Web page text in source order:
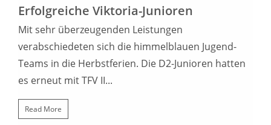
22. OKTOBER 2022
Erfolgreiche Viktoria-Junioren
Mit sehr überzeugenden Leistungen
verabschiedeten sich die himmelblauen Jugend-
Teams in die Herbstferien. Die D2-Junioren hatten
es erneut mit TFV II...
Read More